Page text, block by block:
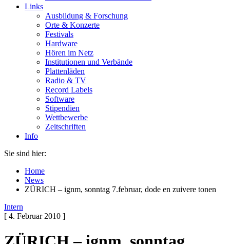
Links
Ausbildung & Forschung
Orte & Konzerte
Festivals
Hardware
Hören im Netz
Institutionen und Verbände
Plattenläden
Radio & TV
Record Labels
Software
Stipendien
Wettbewerbe
Zeitschriften
Info
Sie sind hier:
Home
News
ZÜRICH – ignm, sonntag 7.februar, dode en zuivere tonen
Intern
[ 4. Februar 2010 ]